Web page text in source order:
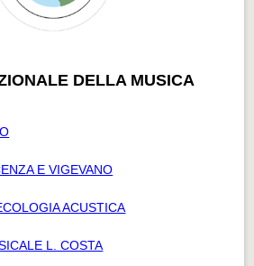
DELLA MUSICA
E VIGEVANO
ACUSTICA
L. COSTA